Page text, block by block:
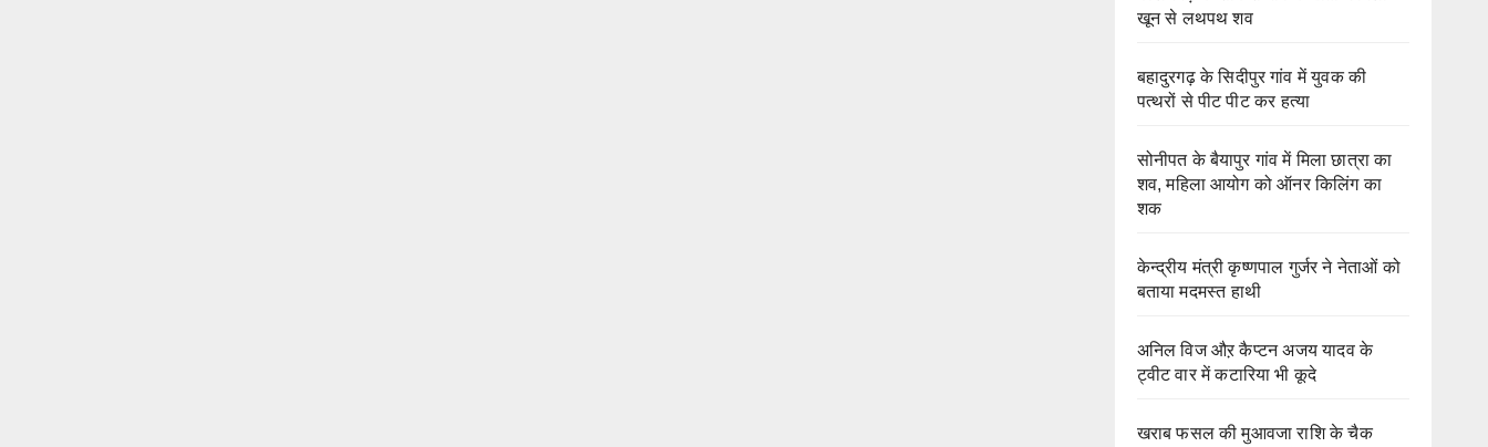
खून से लथपथ शव
बहादुरगढ़ के सिदीपुर गांव में युवक की
पत्थरों से पीट पीट कर हत्या
सोनीपत के बैयापुर गांव में मिला छात्रा का
शव, महिला आयोग को ऑनर किलिंग का
शक
केन्द्रीय मंत्री कृष्णपाल गुर्जर ने नेताओं को
बताया मदमस्त हाथी
अनिल विज औऱ कैप्टन अजय यादव के
ट्वीट वार में कटारिया भी कूदे
खराब फसल की मुआवजा राशि के चैक